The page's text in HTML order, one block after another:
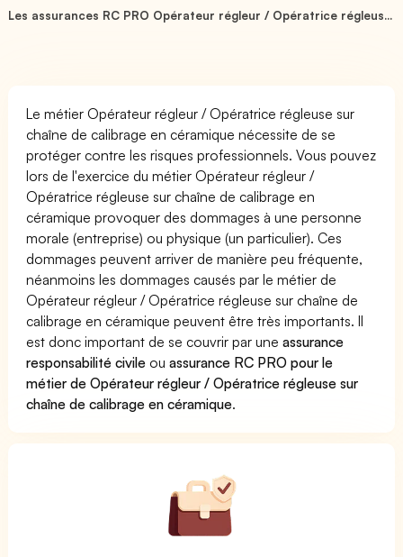
Les assurances RC PRO Opérateur régleur / Opératrice régleus...
Le métier Opérateur régleur / Opératrice régleuse sur
chaîne de calibrage en céramique nécessite de se
protéger contre les risques professionnels. Vous pouvez
lors de l'exercice du métier Opérateur régleur /
Opératrice régleuse sur chaîne de calibrage en
céramique provoquer des dommages à une personne
morale (entreprise) ou physique (un particulier). Ces
dommages peuvent arriver de manière peu fréquente,
néanmoins les dommages causés par le métier de
Opérateur régleur / Opératrice régleuse sur chaîne de
calibrage en céramique peuvent être très importants. Il
est donc important de se couvrir par uneassurance
responsabilité civile ouassurance RC PRO pour le
métier de Opérateur régleur / Opératrice régleuse sur
chaîne de calibrage en céramique.